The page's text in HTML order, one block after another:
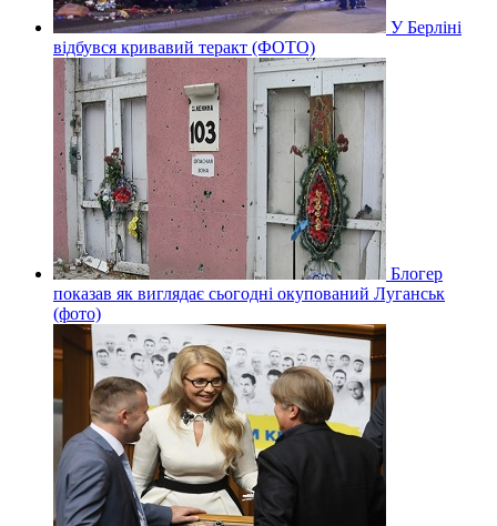
У Берліні
відбувся кривавий теракт (ФОТО)
Блогер
показав як виглядає сьогодні окупований Луганськ
(фото)